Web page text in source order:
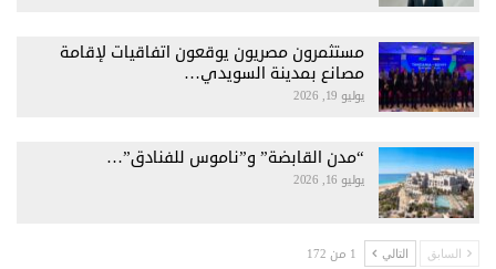
مستثمرون مصريون يوقعون اتفاقيات لإقامة
مصانع بمدينة السويدي…
يوليو 19, 2026
“مدن القابضة” و”ناموس للفنادق”…
يوليو 16, 2026
السابق التالي 1 من 172